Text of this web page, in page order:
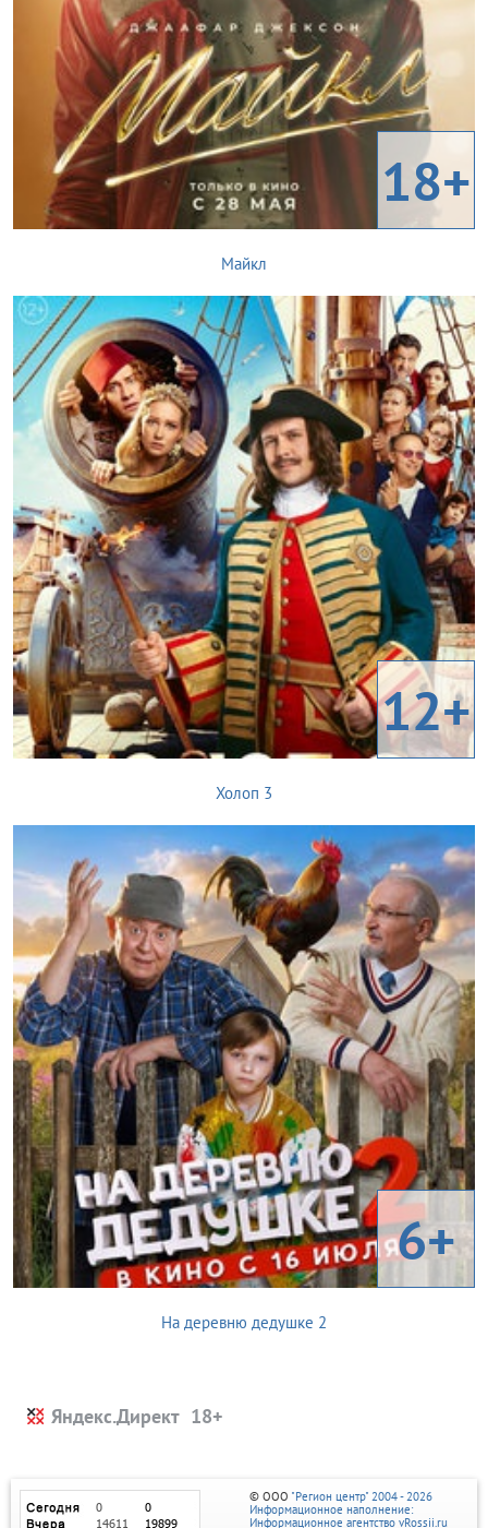
18+
Майкл
12+
Холоп 3
6+
На деревню дедушке 2
Яндекс.Директ
© ООО "Регион центр" 2004 - 2026
Информационное наполнение:
Информационное агентство vRossii.ru